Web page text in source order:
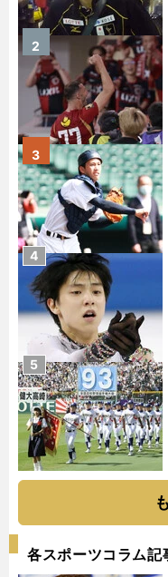
2
3
4
5
各スポーツコラム記